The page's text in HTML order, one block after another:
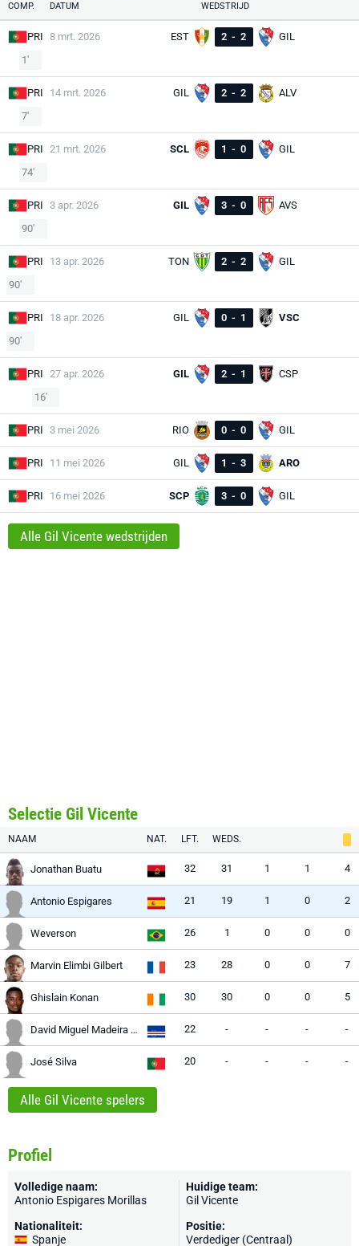
COMP. DATUM WEDSTRIJD
PRI 8 mrt. 2026 EST 2 - 2
GIL
1'
PRI 14 mrt. 2026 GIL 2 - 2
ALV
7'
PRI 21 mrt. 2026 SCL 1 - 0
GIL
74'
PRI 3 apr. 2026 GIL 3 - 0
AVS
90'
PRI 13 apr. 2026 TON 2 - 2
GIL
90'
PRI 18 apr. 2026 GIL 0 - 1
VSC
90'
PRI 27 apr. 2026 GIL 2 - 1
CSP
16'
PRI 3 mei 2026 RIO 0 - 0 GIL
PRI 11 mei 2026 GIL 1 - 3 ARO
PRI 16 mei 2026 SCP 3 - 0 GIL
Alle Gil Vicente wedstrijden
Selectie Gil Vicente
NAAM NAT. LFT. WEDS.
Jonathan Buatu 32 31 1 1 4
Antonio Espigares 21 19 1 0 2
Weverson 26 1 0 0 0
Marvin Elimbi Gilbert 23 28 0 0 7
Ghislain Konan 30 30 0 0 5
David Miguel Madeira Moreira 22 - - - -
José Silva 20 - - - -
Alle Gil Vicente spelers
Profiel
Volledige naam:
Antonio Espigares Morillas
Nationaliteit:
Spanje
Huidige team:
Gil Vicente
Positie:
Verdediger (Centraal)